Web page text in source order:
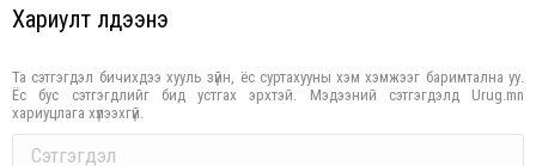
Хариулт үлдээнэ үү
Та сэтгэгдэл бичихдээ хууль зүйн, ёс суртахууны хэм хэмжээг баримтална уу.
Ёс бус сэтгэгдлийг бид устгах эрхтэй. Мэдээний сэтгэгдэлд Urug.mn
хариуцлага хүлээхгүй.
Comment